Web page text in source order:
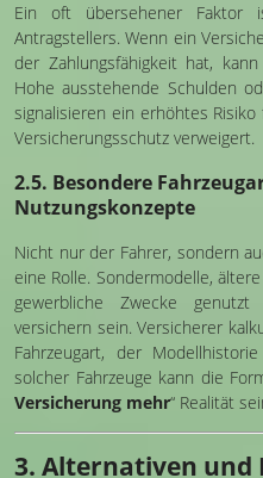
Ein oft übersehener Faktor
Antragstellers. Wenn ein
der Zahlungsfähigkeit hat,
Hohe ausstehende Schulden
signalisieren ein erhöhtes
Versicherungsschutz verweigert.
2.5. Besondere
Nutzungskonzepte
Nicht nur der Fahrer, sondern
eine Rolle. Sondermodelle,
gewerbliche Zwecke
versichern sein. Versicherer
Fahrzeugart, der
solcher Fahrzeuge kann die
Versicherung mehr“ Realität
3. Alternativen und